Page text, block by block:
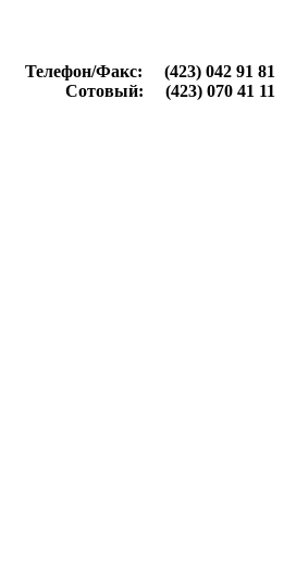
Телефон/Факс: (423) 042 91 81
Сотовый: (423) 070 41 11